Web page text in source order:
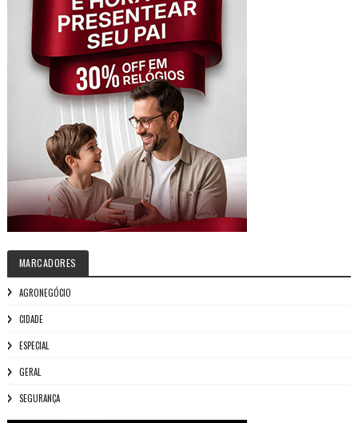
MARCADORES
AGRONEGÓCIO
CIDADE
ESPECIAL
GERAL
SEGURANÇA